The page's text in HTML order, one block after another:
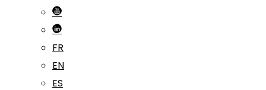
FR
EN
ES